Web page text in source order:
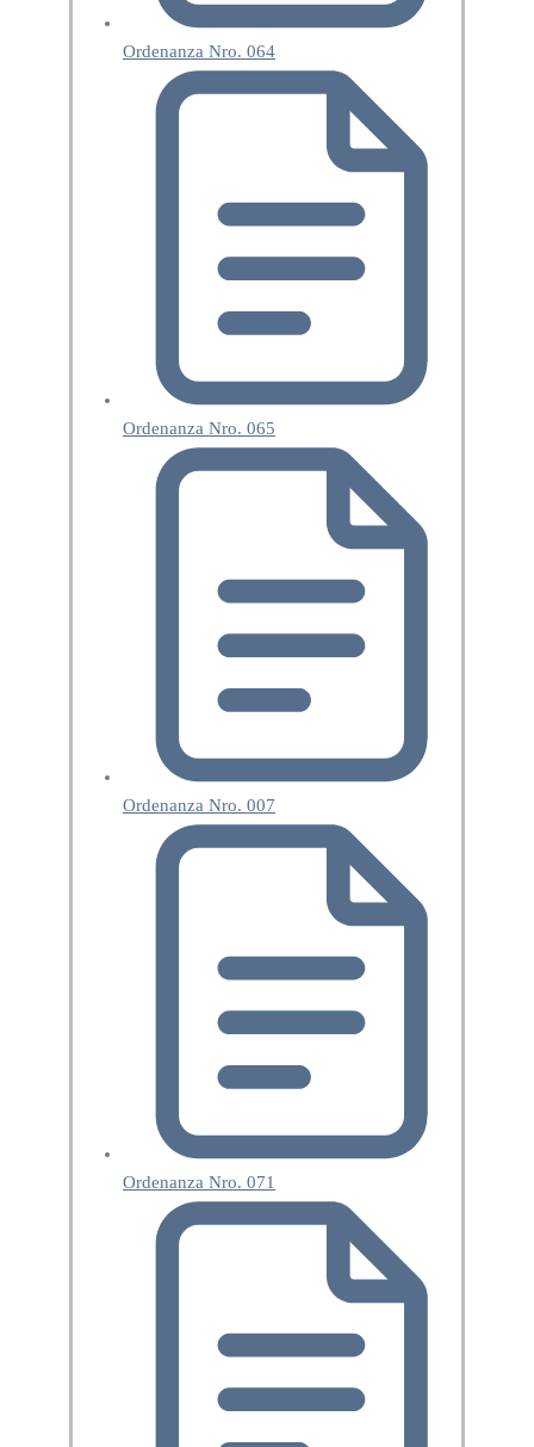
Ordenanza Nro. 064
Ordenanza Nro. 065
Ordenanza Nro. 007
Ordenanza Nro. 071